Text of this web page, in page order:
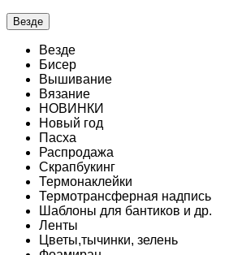
Везде
Везде
Бисер
Вышивание
Вязание
НОВИНКИ
Новый год
Пасха
Распродажа
Скрапбукинг
Термонаклейки
Термотрансферная надпись
Шаблоны для бантиков и др.
Ленты
Цветы,тычинки, зелень